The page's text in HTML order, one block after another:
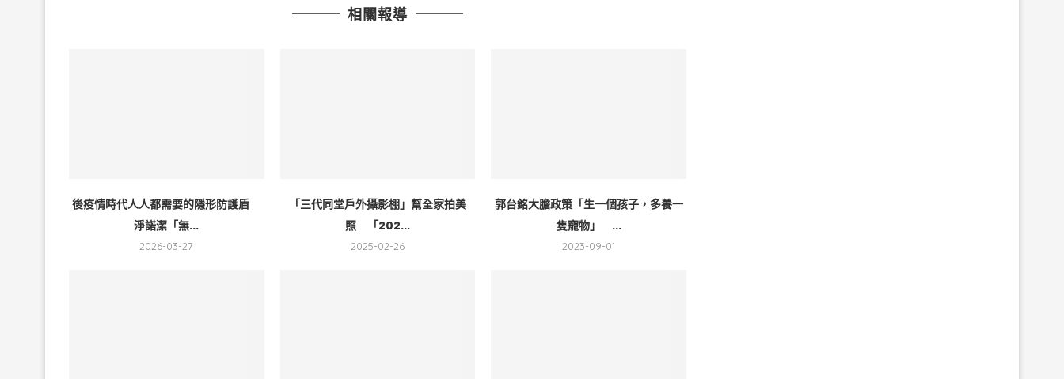
相關報導
後疫情時代人人都需要的隱形防護盾
淨諾潔「無...
2026-03-27
「三代同堂戶外攝影棚」幫全家拍美
照 「202...
2025-02-26
郭台銘大膽政策「生一個孩子，多養一
隻寵物」 ...
2023-09-01